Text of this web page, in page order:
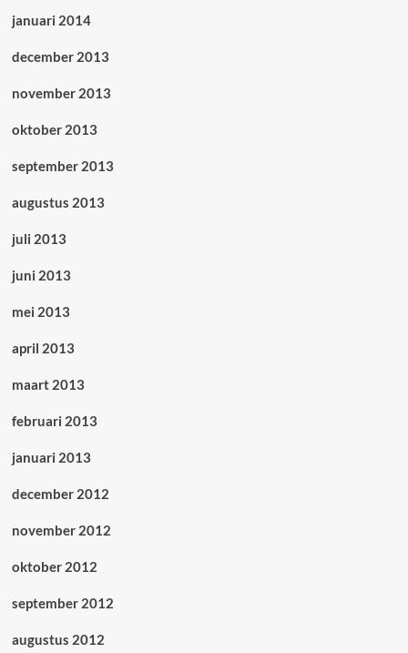
januari 2014
december 2013
november 2013
oktober 2013
september 2013
augustus 2013
juli 2013
juni 2013
mei 2013
april 2013
maart 2013
februari 2013
januari 2013
december 2012
november 2012
oktober 2012
september 2012
augustus 2012